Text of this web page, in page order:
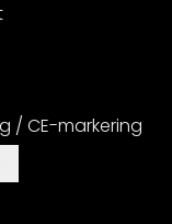
/ CE-markering